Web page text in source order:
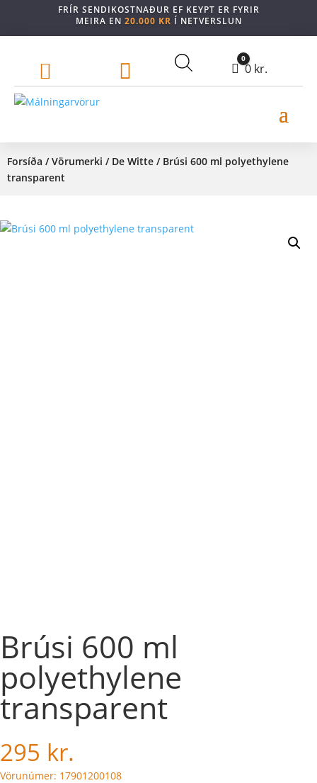
FRÍR SENDIKOSTNAÐUR EF KEYPT ER FYRIR
MEIRA EN 20.000 KR Í NETVERSLUN
  Cart
0
0 kr.
Forsíða /Vörumerki / De Witte / Brúsi 600 ml polyethylene
transparent
Brúsi 600 ml
polyethylene
transparent
295 kr.
Vörunúmer: 17901200108